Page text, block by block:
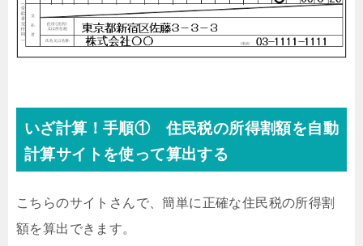
いざ計算！手順① 住民税の所得割額を自動
計算サイトを使って算出する
こちらのサイトさんで、簡単に正確な住民税の所得割
額を算出できます。